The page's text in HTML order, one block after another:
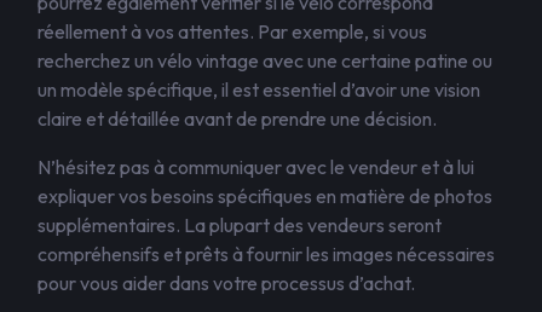
réellement à vos attentes. Par exemple, si vous
recherchez un vélo vintage avec une certaine patine ou
un modèle spécifique, il est essentiel d’avoir une vision
claire et détaillée avant de prendre une décision.
N’hésitez pas à communiquer avec le vendeur et à lui
expliquer vos besoins spécifiques en matière de photos
supplémentaires. La plupart des vendeurs seront
compréhensifs et prêts à fournir les images nécessaires
pour vous aider dans votre processus d’achat.